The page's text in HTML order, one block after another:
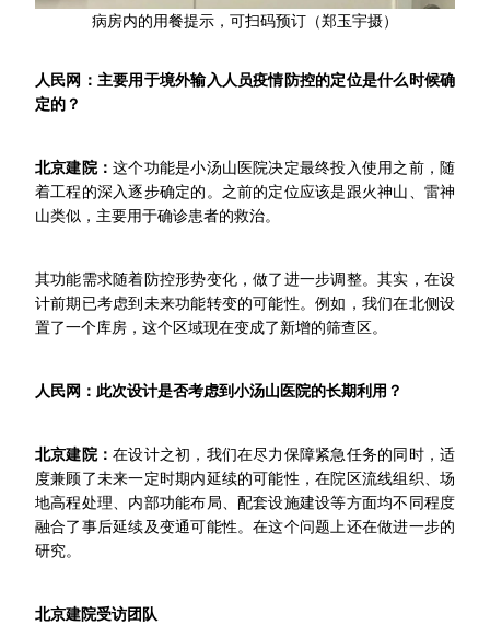
病房内的用餐提示，可扫码预订（郑玉宇摄）
人民网：主要用于境外输入人员疫情防控的定位是什么时候确
定的？
北京建院：这个功能是小汤山医院决定最终投入使用之前，随
着工程的深入逐步确定的。之前的定位应该是跟火神山、雷神
山类似，主要用于确诊患者的救治。
其功能需求随着防控形势变化，做了进一步调整。其实，在设
计前期已考虑到未来功能转变的可能性。例如，我们在北侧设
置了一个库房，这个区域现在变成了新增的筛查区。
人民网：此次设计是否考虑到小汤山医院的长期利用？
北京建院：在设计之初，我们在尽力保障紧急任务的同时，适
度兼顾了未来一定时期内延续的可能性，在院区流线组织、场
地高程处理、内部功能布局、配套设施建设等方面均不同程度
融合了事后延续及变通可能性。在这个问题上还在做进一步的
研究。
北京建院受访团队